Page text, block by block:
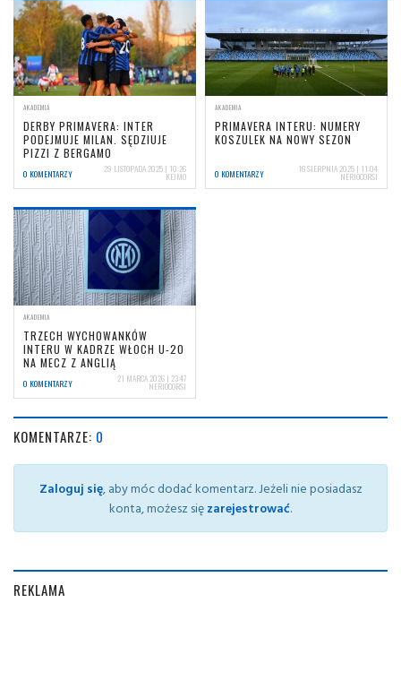
AKADEMIA
DERBY PRIMAVERA: INTER
PODEJMUJE MILAN. SĘDZIUJE
PIZZI Z BERGAMO
0 KOMENTARZY 29 LISTOPADA 2025 | 10:26
KEJMO
AKADEMIA
PRIMAVERA INTERU: NUMERY
KOSZULEK NA NOWY SEZON
0 KOMENTARZY 16 SIERPNIA 2025 | 11:04
NERIOCORSI
AKADEMIA
TRZECH WYCHOWANKÓW
INTERU W KADRZE WŁOCH U-20
NA MECZ Z ANGLIĄ
0 KOMENTARZY 21 MARCA 2026 | 23:47
NERIOCORSI
KOMENTARZE: 0
Zaloguj się, aby móc dodać komentarz. Jeżeli nie posiadasz
konta, możesz sięzarejestrować.
REKLAMA